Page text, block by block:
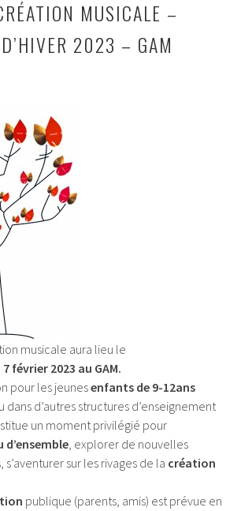
MUSICALE –
2023 – GAM
musicale aura lieu le
février 2023 au GAM.
pour les jeunesenfants de 9-12ans
dans d’autres structures d’enseignement
un moment privilégié pour
d’ensemble, explorer de nouvelles
sur les rivages de la création
publique (parents, amis) est prévue en